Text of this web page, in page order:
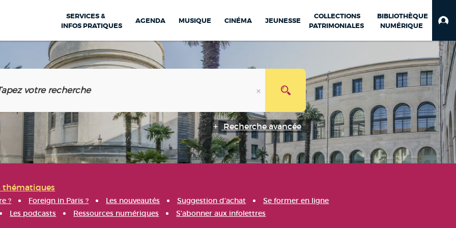
SERVICES &
INFOS PRATIQUES
AGENDA MUSIQUE CINÉMA JEUNESSE
COLLECTIONS
PATRIMONIALES
BIBLIOTHÈQUE
NUMÉRIQUE
Recherche avancée
thématiques
? Foreign in Paris ? Les nouveautés Suggestion d'achat
Se former en ligne
Les podcasts Ressources numériques S'abonner aux infolettres